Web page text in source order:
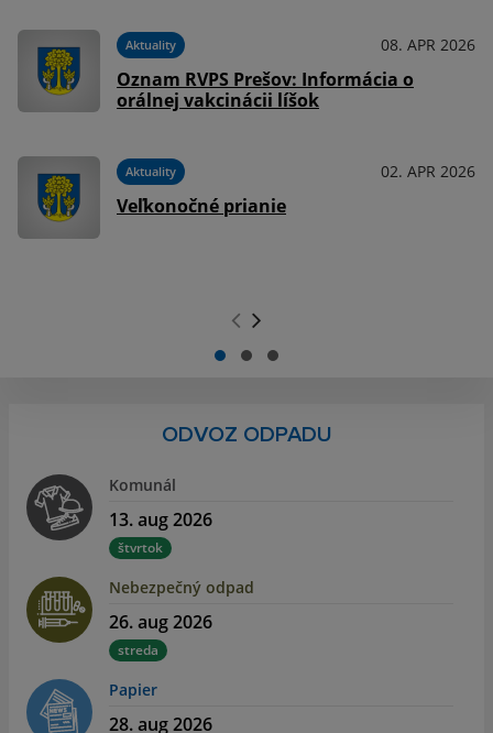
Aktuality 08. APR 2026
Oznam RVPS Prešov: Informácia o
orálnej vakcinácii líšok
Aktuality 02. APR 2026
Veľkonočné prianie
ODVOZ ODPADU
Komunál
13. aug 2026
štvrtok
Nebezpečný odpad
26. aug 2026
streda
Papier
28. aug 2026